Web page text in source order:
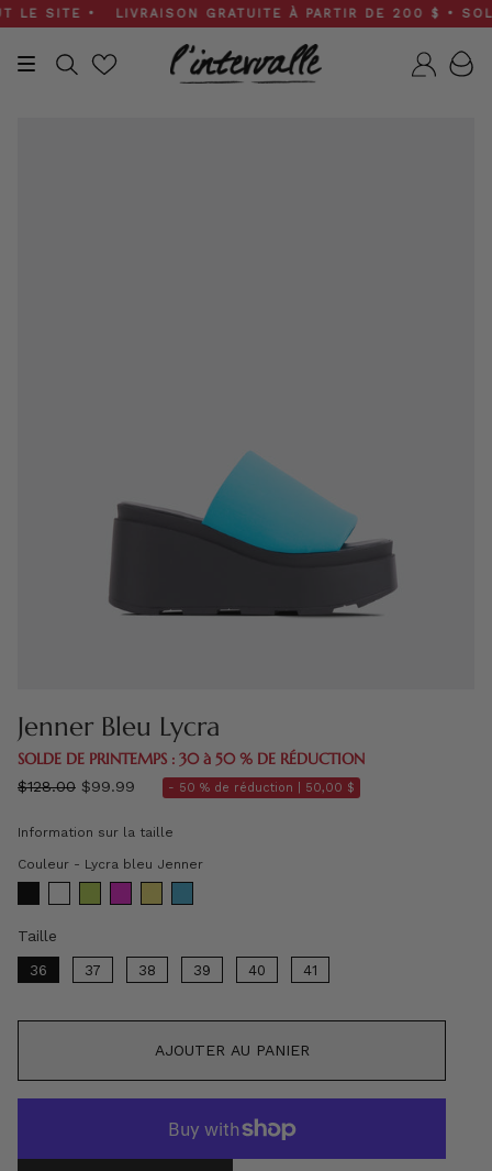
Skip
to
content
• LIVRAISON GRATUITE À PARTIR DE 200 $ •
Recherche
Jenner Bleu Lycra
SOLDE DE PRINTEMPS : 30 à 50 % DE RÉDUCTION
régulier
$128.00 $99.99 - 50 % de réduction | 50,00 $
Information sur la taille
Couleur - Lycra bleu JennerCouleur
Taille
36 37 38 39 40 41
AJOUTER AU PANIER